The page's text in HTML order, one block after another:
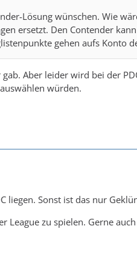
Lösung wünschen. Wie
ersetzt. Den Contender
gehen aufs Konto
Aber leider wird bei der
würden.
liegen. Sonst ist das nur
zu spielen. Gerne